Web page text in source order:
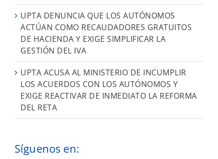
UPTA DENUNCIA QUE LOS AUTÓNOMOS
ACTÚAN COMO RECAUDADORES GRATUITOS
DE HACIENDA Y EXIGE SIMPLIFICAR LA
GESTIÓN DEL IVA
UPTA ACUSA AL MINISTERIO DE INCUMPLIR
LOS ACUERDOS CON LOS AUTÓNOMOS Y
EXIGE REACTIVAR DE INMEDIATO LA REFORMA
DEL RETA
Síguenos en: